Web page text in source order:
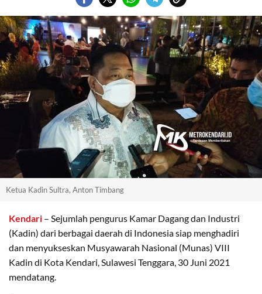
Ketua Kadin Sultra, Anton Timbang
Kendari – Sejumlah pengurus Kamar Dagang dan Industri
(Kadin) dari berbagai daerah di Indonesia siap menghadiri
dan menyukseskan Musyawarah Nasional (Munas) VIII
Kadin di Kota Kendari, Sulawesi Tenggara, 30 Juni 2021
mendatang.